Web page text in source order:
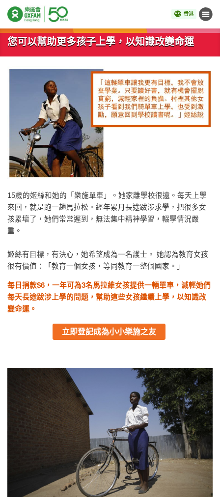
香港 目錄
開始主要內容
您可以幫助更多孩子上學，以知識改變命運
15歲的姬絲和她的「樂施單車」。她家離學校很遠。每天上學
來回，就是跑一趟馬拉松。經年累月長途跋涉求學，把很多女
孩累壞了，她們常常遲到，無法集中精神學習，輟學情況嚴
重。
姬絲有目標，有決心，她希望成為一名護士。 她認為教育女孩
很有價值：「教育一個女孩，等同教育一整個國家。」
每日捐款$6， 一年可為3名馬拉維女孩提供一輛單車，減輕她們
每天長途跋涉上學的問題 ， 幫助這些女孩繼續上學，以知識改
變命運 。
立即登記成為小小樂施之友